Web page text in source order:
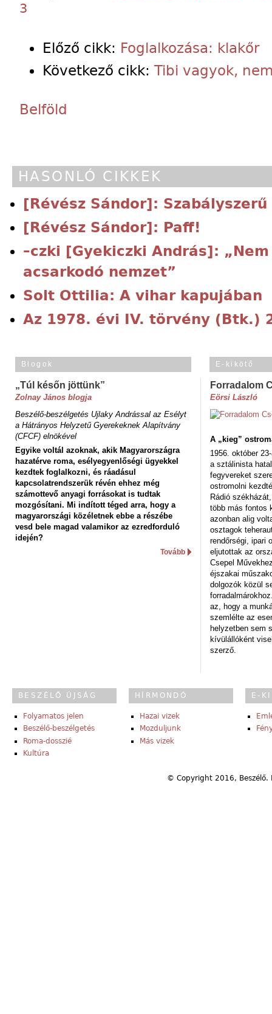
3
Előző cikk: Foglalkozása: klakőr
Következő cikk: Tibi vagyok,
Belföld
HASONLÓ CIKKEK
[Révész Sándor]:
[Révész Sándor]: Paff!
–czki [Gyekiczki András]:
acsarkodó nemzet”
Solt Ottilia: A vihar kapujában
Az 1978. évi IV. törvény (Btk.)
Blogok
„Túl későn jöttünk”
Zolnay János blogja
Beszélő-beszélgetés Ujlaky Andrással az Esélyt
a Hátrányos Helyzetű Gyerekeknek Alapítvány
(CFCF) elnökével
Egyike voltál azoknak, akik Magyarországra
hazatérve roma, esélyegyenlőségi ügyekkel
kezdtek foglalkozni, és ráadásul
kapcsolatrendszerük révén ehhez még
számottevő anyagi forrásokat is tudtak
mozgósítani. Mi indított téged arra, hogy a
magyarországi közéletnek ebbe a részébe
vesd bele magad valamikor az ezredforduló
idején?
Tovább
E-kikötő
Forradalom
Eörsi László
A „kieg”
1956. október
a sztálinista
fegyvereket
ostromolni
Rádió
több más fontos
azonban alig
osztagok
rendőrségi, ipari
eljutottak az
Csepel
éjszakai
dolgozók közül
az, hogy a
szemlélte az
helyzetben sem
kívülállóként
szerző.
BESZÉLŐ ÚJSÁG
Folyamatos jelen
Beszélő-beszélgetés
Roma-dosszié
Kultúra
HÍRMONDÓ
Hazai vizek
Mozduljunk
Más vizek
E-
© Copyright 2016,